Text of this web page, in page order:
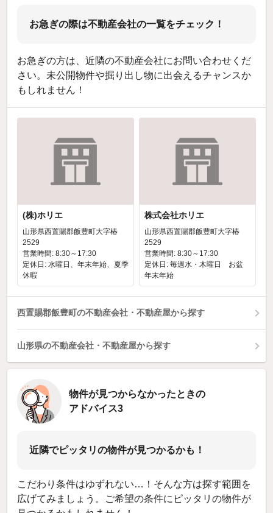
お急ぎの際は不動産会社の一覧をチェック！
お急ぎの方は、近隣の不動産会社にお問い合わせくだ
さい。未公開物件や掘り出し物に出会えるチャンスか
もしれません！
(株)ホリエ
山形県西置賜郡飯豊町大字椿
2529
営業時間: 8:30～17:30
定休日: 水曜日、年末年始、夏季
休暇
株式会社ホリエ
山形県西置賜郡飯豊町大字椿
2529
営業時間: 8:30～17:30
定休日: 毎週水・木曜日 お盆
年末年始
西置賜郡飯豊町の不動産会社・不動産屋から探す
山形県の不動産会社・不動産屋から探す
物件が見つからなかったときの
アドバイス3
近隣でピッタリの物件が見つかるかも！
こだわり条件はゆずれない…！そんな方は探す範囲を
広げてみましょう。ご希望の条件にピッタリの物件が